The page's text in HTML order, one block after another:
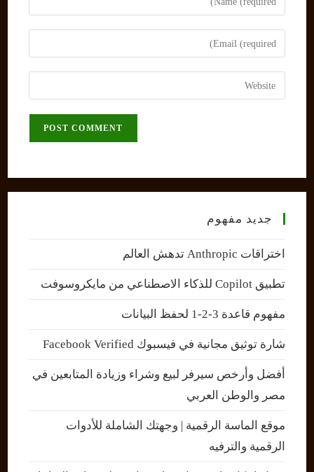
your
name
comment
Enter
your
email
address
Enter
your
جديد مفهوم
اختراقات Anthropic تدهش العالم
تطبيق Copilot للذكاء الاصطناعي من مايكروسوفت
مفهوم قاعدة 3-2-1 لحفظ البيانات
شارة توثيق مجانية في فيسبوك Facebook Verified
أفضل وأرخص سيرفر لبيع وشراء وزيادة المتابعين في
مصر والوطن العربي
موقع الماسة الرقمية | وجهتك الشاملة للأدوات
الرقمية والترفيه